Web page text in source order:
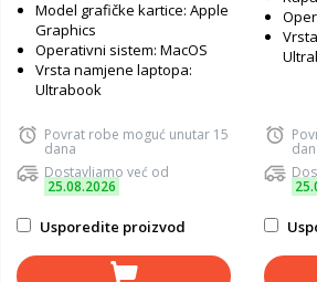
Model grafičke kartice: Apple
Graphics
Operativni sistem: MacOS
Vrsta namjene laptopa:
Ultrabook
Povrat robe moguć unutar 15
dana
Dostavljamo već od
25.08.2026
Usporedite proizvod